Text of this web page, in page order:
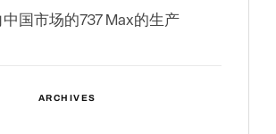
国市场的737 Max的生产
ARCHIVES